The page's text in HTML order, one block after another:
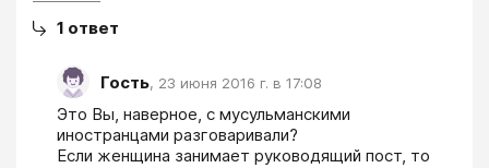
1 ответ
Гость, 23 июня 2016 г. в 17:08
Это Вы, наверное, с мусульманскими
иностранцами разговаривали?
Если женщина занимает руководящий пост, то